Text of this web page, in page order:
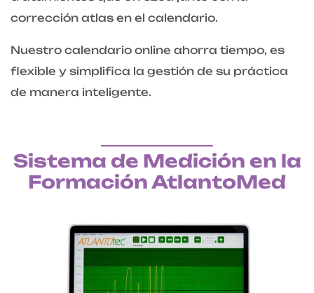
corrección atlas en el calendario.
Nuestro calendario online ahorra tiempo, es
flexible y simplifica la gestión de su práctica
de manera inteligente.
Sistema de Medición en la
Formación AtlantoMed